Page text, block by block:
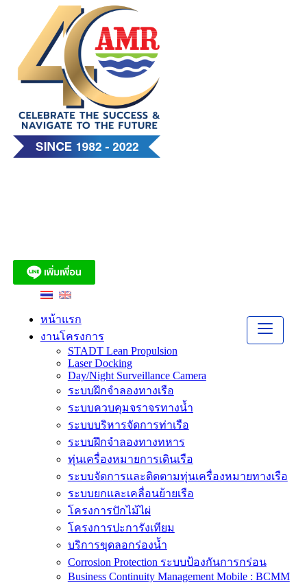
หน้าแรก
งานโครงการ
STADT Lean Propulsion
Laser Docking
Day/Night Surveillance Camera
ระบบฝึกจำลองทางเรือ
ระบบควบคุมจราจรทางน้ำ
ระบบบริหารจัดการท่าเรือ
ระบบฝึกจำลองทางทหาร
ทุ่นเครื่องหมายการเดินเรือ
ระบบจัดการและติดตามทุ่นเครื่องหมายทางเรือ
ระบบยกและเคลื่อนย้ายเรือ
โครงการปักไม้ไผ่
โครงการปะการังเทียม
บริการขุดลอกร่องน้ำ
Corrosion Protection ระบบป้องกันการกร่อน
Business Continuity Management Mobile : BCMM